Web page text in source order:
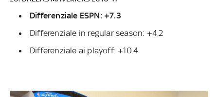
Differenziale ESPN: +7.3
Differenziale in regular season: +4.2
Differenziale ai playoff: +10.4